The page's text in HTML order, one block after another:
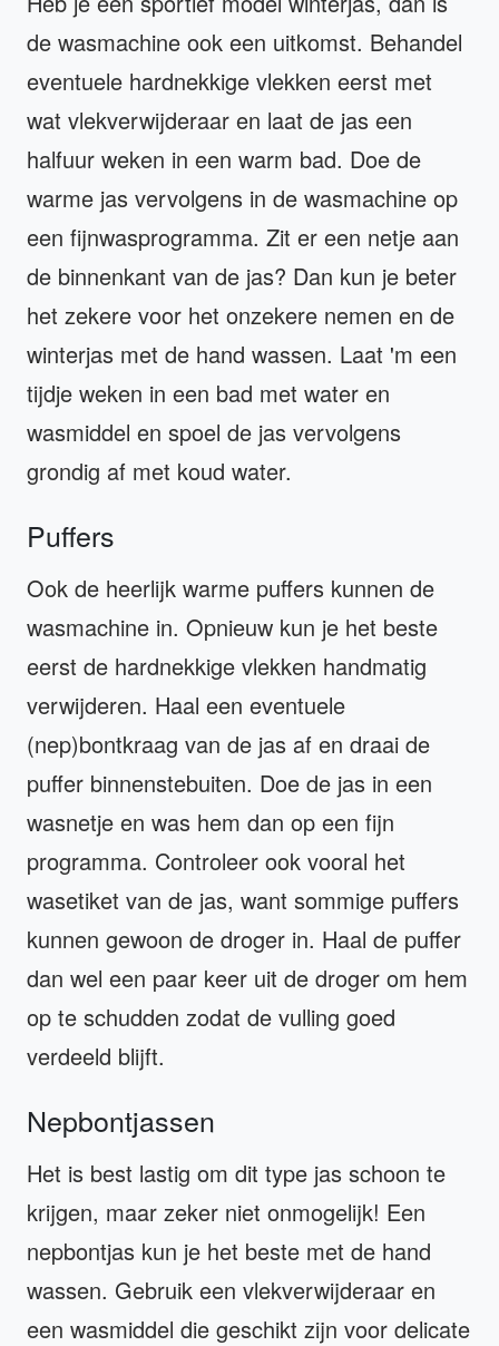
de wasmachine ook een uitkomst. Behandel
eventuele hardnekkige vlekken eerst met
wat vlekverwijderaar en laat de jas een
halfuur weken in een warm bad. Doe de
warme jas vervolgens in de wasmachine op
een fijnwasprogramma. Zit er een netje aan
de binnenkant van de jas? Dan kun je beter
het zekere voor het onzekere nemen en de
winterjas met de hand wassen. Laat 'm een
tijdje weken in een bad met water en
wasmiddel en spoel de jas vervolgens
grondig af met koud water.
Puffers
Ook de heerlijk warme puffers kunnen de
wasmachine in. Opnieuw kun je het beste
eerst de hardnekkige vlekken handmatig
verwijderen. Haal een eventuele
(nep)bontkraag van de jas af en draai de
puffer binnenstebuiten. Doe de jas in een
wasnetje en was hem dan op een fijn
programma. Controleer ook vooral het
wasetiket van de jas, want sommige puffers
kunnen gewoon de droger in. Haal de puffer
dan wel een paar keer uit de droger om hem
op te schudden zodat de vulling goed
verdeeld blijft.
Nepbontjassen
Het is best lastig om dit type jas schoon te
krijgen, maar zeker niet onmogelijk! Een
nepbontjas kun je het beste met de hand
wassen. Gebruik een vlekverwijderaar en
een wasmiddel die geschikt zijn voor delicate